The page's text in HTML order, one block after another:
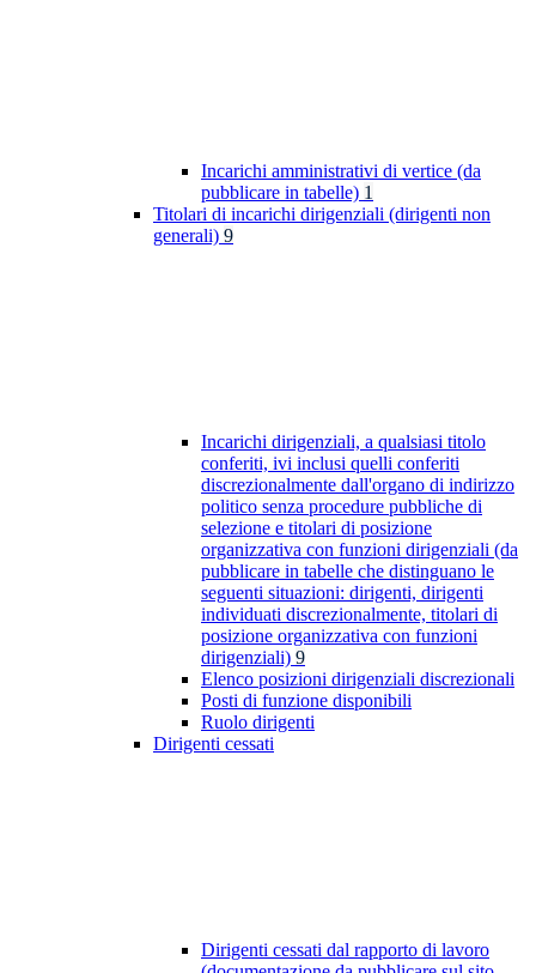
Incarichi amministrativi di vertice (da
pubblicare in tabelle) 1
Titolari di incarichi dirigenziali (dirigenti non
generali) 9
Incarichi dirigenziali, a qualsiasi titolo
conferiti, ivi inclusi quelli conferiti
discrezionalmente dall'organo di indirizzo
politico senza procedure pubbliche di
selezione e titolari di posizione
organizzativa con funzioni dirigenziali (da
pubblicare in tabelle che distinguano le
seguenti situazioni: dirigenti, dirigenti
individuati discrezionalmente, titolari di
posizione organizzativa con funzioni
dirigenziali) 9
Elenco posizioni dirigenziali discrezionali
Posti di funzione disponibili
Ruolo dirigenti
Dirigenti cessati
Dirigenti cessati dal rapporto di lavoro